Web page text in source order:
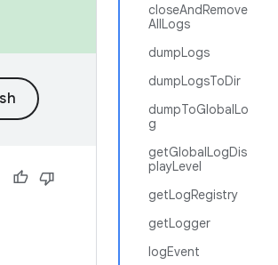
closeAndRemove
AllLogs
dumpLogs
dumpLogsToDir
dumpToGlobalLo
g
getGlobalLogDis
playLevel
getLogRegistry
getLogger
logEvent